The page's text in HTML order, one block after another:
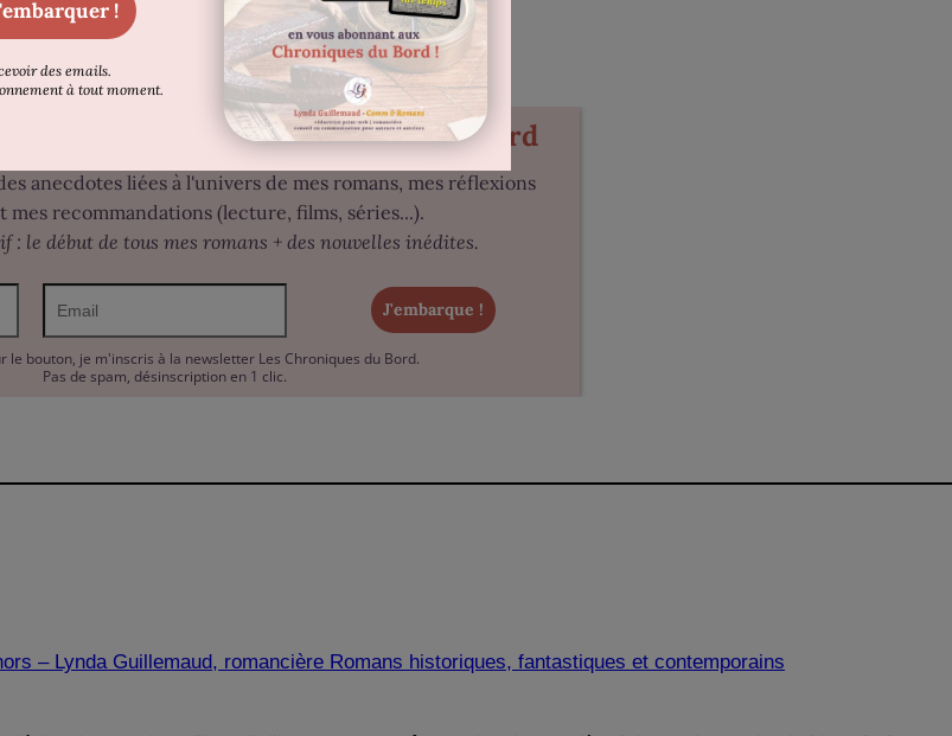
défi ?
– Lynda Guillemaud, romancière Romans historiques, fantastiques et contemporains